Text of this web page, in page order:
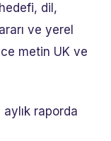
dil,
ve yerel
metin UK ve
aylık raporda